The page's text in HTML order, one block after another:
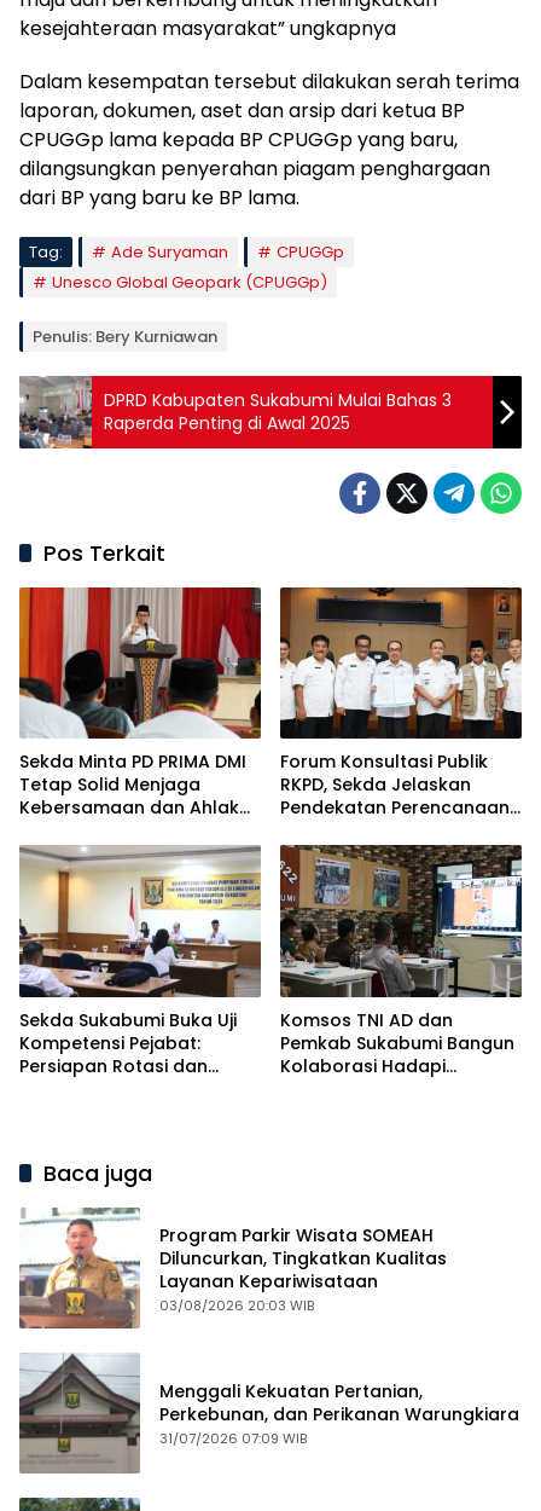
kesejahteraan masyarakat” ungkapnya
Dalam kesempatan tersebut dilakukan serah terima
laporan, dokumen, aset dan arsip dari ketua BP
CPUGGp lama kepada BP CPUGGp yang baru,
dilangsungkan penyerahan piagam penghargaan
dari BP yang baru ke BP lama.
Tag: Ade Suryaman
CPUGGp
Unesco Global Geopark (CPUGGp)
Penulis: Bery Kurniawan
DPRD Kabupaten Sukabumi Mulai Bahas 3
Raperda Penting di Awal 2025
Pos Terkait
Sekda Minta PD PRIMA DMI
Tetap Solid Menjaga
Kebersamaan dan Ahlak
Forum Konsultasi Publik
RKPD, Sekda Jelaskan
Pendekatan Perencanaan
Sekda Sukabumi Buka Uji
Kompetensi Pejabat:
Persiapan Rotasi dan
Komsos TNI AD dan
Pemkab Sukabumi Bangun
Kolaborasi Hadapi
Baca juga
Program Parkir Wisata SOMEAH
Diluncurkan, Tingkatkan Kualitas
Layanan Kepariwisataan
03/08/2026 20:03 WIB
Menggali Kekuatan Pertanian,
Perkebunan, dan Perikanan Warungkiara
31/07/2026 07:09 WIB